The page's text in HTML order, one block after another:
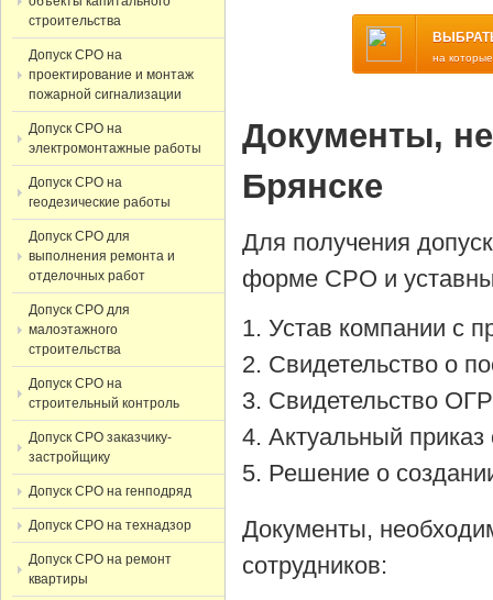
на
Документы,
Брянске
Для получения
форме СРО и
Устав компании с
Cвидетельство о
Cвидетельство
Актуальный приказ
Решение о
Документы,
сотрудников:
строительства
Допуск СРО на
проектирование и монтаж
пожарной сигнализации
Допуск СРО на
электромонтажные работы
Допуск СРО на
геодезические работы
Допуск СРО для
выполнения ремонта и
отделочных работ
Допуск СРО для
малоэтажного
строительства
Допуск СРО на
строительный контроль
Допуск СРО заказчику-
застройщику
Допуск СРО на генподряд
Допуск СРО на технадзор
Допуск СРО на ремонт
квартиры